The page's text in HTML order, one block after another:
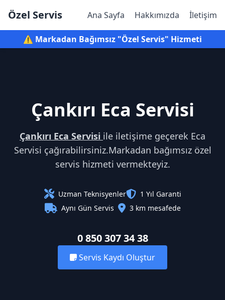
Özel Servis Ana Sayfa Hakkımızda İletişim
⚠️ Markadan Bağımsız "Özel Servis" Hizmeti
Çankırı Eca Servisi
Çankırı Eca Servisi ile iletişime geçerek Eca
Servisi çağırabilirsiniz.Markadan bağımsız özel
servis hizmeti vermekteyiz.
Uzman Teknisyenler
1 Yıl Garanti
Aynı Gün Servis
3 km mesafede
0 850 307 34 38
Servis Kaydı Oluştur